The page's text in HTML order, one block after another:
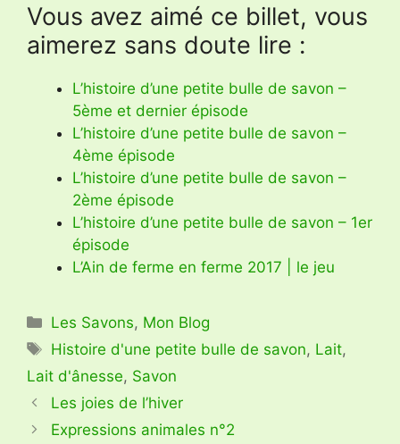
Vous avez aimé ce billet, vous
aimerez sans doute lire :
L’histoire d’une petite bulle de savon –
5ème et dernier épisode
L’histoire d’une petite bulle de savon –
4ème épisode
L’histoire d’une petite bulle de savon –
2ème épisode
L’histoire d’une petite bulle de savon – 1er
épisode
L’Ain de ferme en ferme 2017 | le jeu
Catégories
Les Savons, Mon Blog
Étiquettes
Histoire d'une petite bulle de savon, Lait,
Lait d'ânesse, Savon
Les joies de l’hiver
Expressions animales n°2